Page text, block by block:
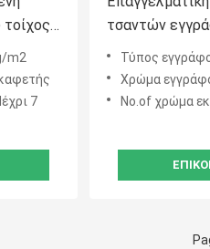
m2
7
τσαντών
απόδειξη
PE υψηλής
στρώματα
Τύπος
Χρώμα
No.of χρώμα